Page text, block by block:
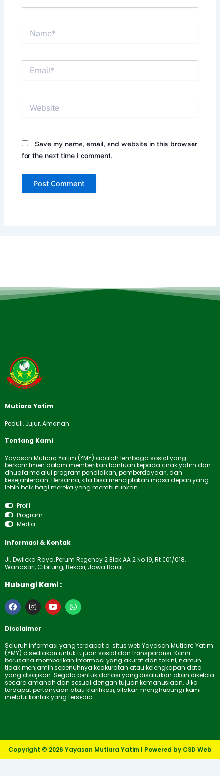
Save my name, email, and website in this browser
for the next time I comment.
Mutiara Yatim
Peduli, Jujur, Amanah
Tentang Kami
Yayasan Mutiara Yatim (YMY) adalah lembaga sosial yang
berkomitmen dalam memberikan bantuan kepada anak yatim dan
dhuafa melalui program pendidikan, pemberdayaan, dan
kesejahteraan. Bersama, kita bisa menciptakan masa depan yang
lebih baik bagi mereka yang membutuhkan.
Profil
Program
Media
Informasi & Kontak
Jl. Dwiloka Raya, Perum Regency 2 Blok AA 2 No 19, Rt 001/018,
Wanasari, Cibitung, Bekasi, Jawa Barat.
Hubungi Kami :
F
a
e
o
o
k
I
n
t
g
r
a
m
Y
o
b
e
W
h
a
p
p
Disclaimer
Seluruh informasi yang terdapat di situs web Yayasan Mutiara Yatim
(YMY) disediakan untuk tujuan sosial dan transparansi. Kami
berusaha memberikan informasi yang akurat dan terkini, namun
tidak menjamin sepenuhnya keakuratan atau kelengkapan data
yang disajikan. Segala bentuk donasi yang disalurkan akan dikelola
secara amanah dan sesuai dengan tujuan kemanusiaan. Jika
terdapat pertanyaan atau klarifikasi, silakan menghubungi kami
melalui kontak yang tersedia.
Copyright © 2026 Yayasan Mutiara Yatim | Powered by CSD Web